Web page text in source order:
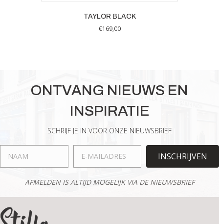
TAYLOR BLACK
€169,00
ONTVANG NIEUWS EN
INSPIRATIE
SCHRIJF JE IN VOOR ONZE NIEUWSBRIEF
INSCHRIJVEN
AFMELDEN IS ALTIJD MOGELIJK VIA DE NIEUWSBRIEF